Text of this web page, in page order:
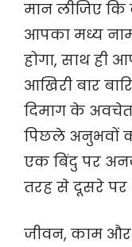
मान लीजिए
आपका मध्य
होगा, साथ ही
आखिरी बार
दिमाग के
पिछले अनुभवों
एक बिंदु पर
तरह से दूसरे पर
जीवन, काम और